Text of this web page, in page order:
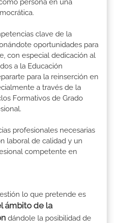
persona en una
clave de la
oportunidades para
con especial dedicación al
a la Educación
para la reinserción en
a través de la
Formativos de Grado
profesionales necesarias
laboral de calidad y un
competente en
lo que pretende es
ámbito de la
dándole la posibilidad de